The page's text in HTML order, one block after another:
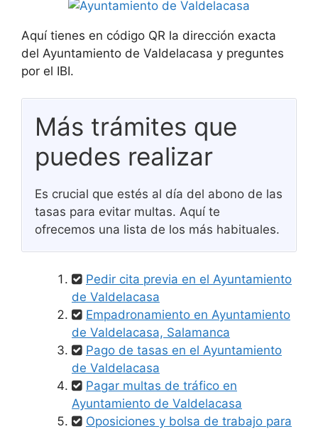
Aquí tienes en código QR la dirección exacta
del Ayuntamiento de Valdelacasa y preguntes
por el IBI.
Más trámites que
puedes realizar
Es crucial que estés al día del abono de las
tasas para evitar multas. Aquí te
ofrecemos una lista de los más habituales.
Pedir cita previa en el Ayuntamiento
de Valdelacasa
Empadronamiento en Ayuntamiento
de Valdelacasa, Salamanca
Pago de tasas en el Ayuntamiento
de Valdelacasa
Pagar multas de tráfico en
Ayuntamiento de Valdelacasa
Oposiciones y bolsa de trabajo para